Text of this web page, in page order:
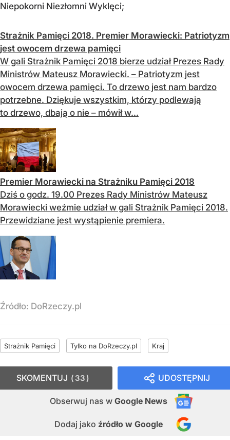
Niepokorni Niezłomni Wyklęci;
Strażnik Pamięci 2018. Premier Morawiecki: Patriotyzm
jest owocem drzewa pamięci
W gali Strażnik Pamięci 2018 bierze udział Prezes Rady
Ministrów Mateusz Morawiecki. – Patriotyzm jest
owocem drzewa pamięci. To drzewo jest nam bardzo
potrzebne. Dziękuje wszystkim, którzy podlewają
to drzewo, dbają o nie – mówił w...
Premier Morawiecki na Strażniku Pamięci 2018
Dziś o godz. 19.00 Prezes Rady Ministrów Mateusz
Morawiecki weźmie udział w gali Strażnik Pamięci 2018.
Przewidziane jest wystąpienie premiera.
Źródło: DoRzeczy.pl
Strażnik Pamięci Tylko na DoRzeczy.pl Kraj
UDOSTĘPNIJ
Obserwuj nas w Google News
Dodaj jako źródło w Google
SKOMENTUJ 33